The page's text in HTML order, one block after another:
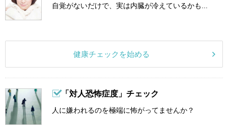
自覚がないだけで、実は内臓が冷えているかも...
健康チェックを始める
「対人恐怖症度」チェック
人に嫌われるのを極端に怖がってませんか？